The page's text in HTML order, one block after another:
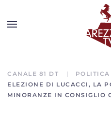
CANALE 81 DT
ELEZIONE DI LUCACCI, LA
MINORANZE IN CONSIGLIO